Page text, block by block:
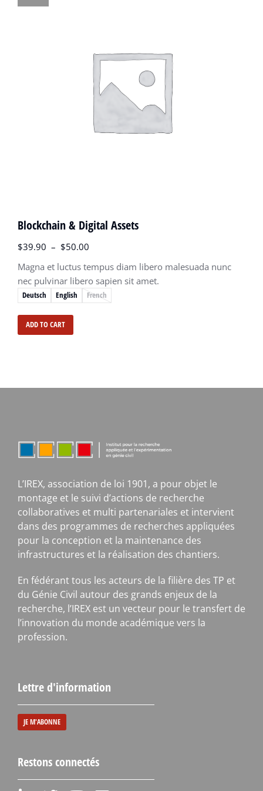
Deutsch English French
Blockchain & Digital Assets
$39.90 – $50.00
Magna et luctus tempus diam libero malesuada nunc
nec pulvinar libero sapien sit amet.
ADD TO CART
L’IREX, association de loi 1901, a pour objet le
montage et le suivi d’actions de recherche
collaboratives et multi partenariales et intervient
dans des programmes de recherches appliquées
pour la conception et la maintenance des
infrastructures et la réalisation des chantiers.
En fédérant tous les acteurs de la filière des TP et
du Génie Civil autour des grands enjeux de la
recherche, l’IREX est un vecteur pour le transfert de
l’innovation du monde académique vers la
profession.
Lettre d'information
JE M'ABONNE
Restons connectés